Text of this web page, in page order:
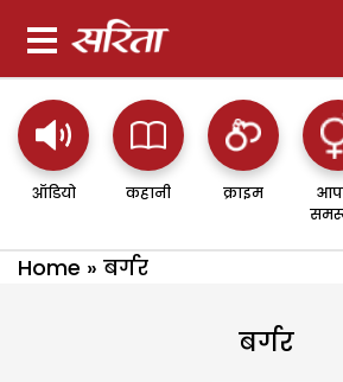
ऑडियो कहानी क्राइम
Home » बर्गर
बर्गर